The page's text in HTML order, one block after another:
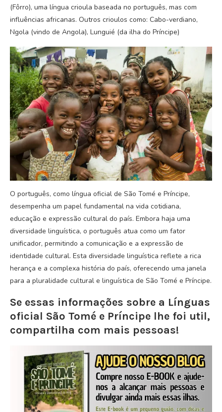
(Fôrro), uma língua crioula baseada no português, mas com
influências africanas. Outros crioulos como: Cabo-verdiano,
Ngola (vindo de Angola), Lunguié (da ilha do Príncipe)
O português, como língua oficial de São Tomé e Príncipe,
desempenha um papel fundamental na vida cotidiana,
educação e expressão cultural do país. Embora haja uma
diversidade linguística, o português atua como um fator
unificador, permitindo a comunicação e a expressão de
identidade cultural. Esta diversidade linguística reflete a rica
herança e a complexa história do país, oferecendo uma janela
para a pluralidade cultural e linguística de São Tomé e Príncipe.
Se essas informações sobre a Línguas
oficial São Tomé e Príncipe lhe foi util,
compartilha com mais pessoas!